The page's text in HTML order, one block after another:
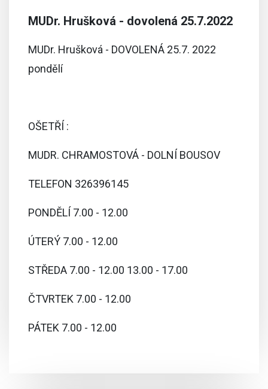
MUDr. Hrušková - dovolená 25.7.2022
MUDr. Hrušková - DOVOLENÁ 25.7. 2022
pondělí
OŠETŘÍ :
MUDR. CHRAMOSTOVÁ - DOLNÍ BOUSOV
TELEFON 326396145
PONDĚLÍ 7.00 - 12.00
ÚTERÝ 7.00 - 12.00
STŘEDA 7.00 - 12.00 13.00 - 17.00
ČTVRTEK 7.00 - 12.00
PÁTEK 7.00 - 12.00